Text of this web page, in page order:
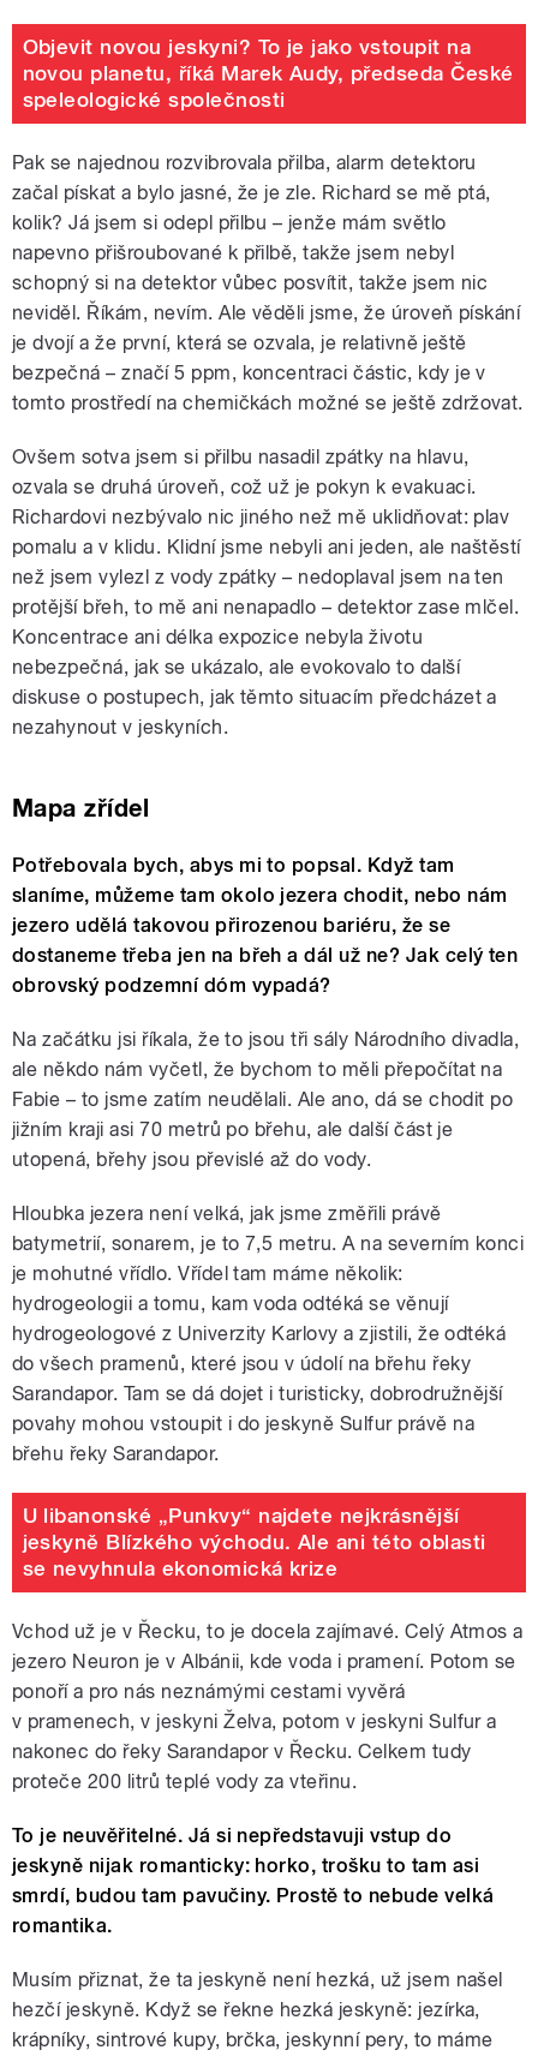
Objevit novou jeskyni? To je jako vstoupit na
novou planetu, říká Marek Audy, předseda České
speleologické společnosti
Pak se najednou rozvibrovala přilba, alarm detektoru
začal pískat a bylo jasné, že je zle. Richard se mě ptá,
kolik? Já jsem si odepl přilbu – jenže mám světlo
napevno přišroubované k přilbě, takže jsem nebyl
schopný si na detektor vůbec posvítit, takže jsem nic
neviděl. Říkám, nevím. Ale věděli jsme, že úroveň pískání
je dvojí a že první, která se ozvala, je relativně ještě
bezpečná – značí 5 ppm, koncentraci částic, kdy je v
tomto prostředí na chemičkách možné se ještě zdržovat.
Ovšem sotva jsem si přilbu nasadil zpátky na hlavu,
ozvala se druhá úroveň, což už je pokyn k evakuaci.
Richardovi nezbývalo nic jiného než mě uklidňovat: plav
pomalu a v klidu. Klidní jsme nebyli ani jeden, ale naštěstí
než jsem vylezl z vody zpátky – nedoplaval jsem na ten
protější břeh, to mě ani nenapadlo – detektor zase mlčel.
Koncentrace ani délka expozice nebyla životu
nebezpečná, jak se ukázalo, ale evokovalo to další
diskuse o postupech, jak těmto situacím předcházet a
nezahynout v jeskyních.
Mapa zřídel
Potřebovala bych, abys mi to popsal. Když tam
slaníme, můžeme tam okolo jezera chodit, nebo nám
jezero udělá takovou přirozenou bariéru, že se
dostaneme třeba jen na břeh a dál už ne? Jak celý ten
obrovský podzemní dóm vypadá?
Na začátku jsi říkala, že to jsou tři sály Národního divadla,
ale někdo nám vyčetl, že bychom to měli přepočítat na
Fabie – to jsme zatím neudělali. Ale ano, dá se chodit po
jižním kraji asi 70 metrů po břehu, ale další část je
utopená, břehy jsou převislé až do vody.
Hloubka jezera není velká, jak jsme změřili právě
batymetrií, sonarem, je to 7,5 metru. A na severním konci
je mohutné vřídlo. Vřídel tam máme několik:
hydrogeologii a tomu, kam voda odtéká se věnují
hydrogeologové z Univerzity Karlovy a zjistili, že odtéká
do všech pramenů, které jsou v údolí na břehu řeky
Sarandapor. Tam se dá dojet i turisticky, dobrodružnější
povahy mohou vstoupit i do jeskyně Sulfur právě na
břehu řeky Sarandapor.
U libanonské „Punkvy“ najdete nejkrásnější
jeskyně Blízkého východu. Ale ani této oblasti
se nevyhnula ekonomická krize
Vchod už je v Řecku, to je docela zajímavé. Celý Atmos a
jezero Neuron je v Albánii, kde voda i pramení. Potom se
ponoří a pro nás neznámými cestami vyvěrá
v pramenech, v jeskyni Želva, potom v jeskyni Sulfur a
nakonec do řeky Sarandapor v Řecku. Celkem tudy
proteče 200 litrů teplé vody za vteřinu.
To je neuvěřitelné. Já si nepředstavuji vstup do
jeskyně nijak romanticky: horko, trošku to tam asi
smrdí, budou tam pavučiny. Prostě to nebude velká
romantika.
Musím přiznat, že ta jeskyně není hezká, už jsem našel
hezčí jeskyně. Když se řekne hezká jeskyně: jezírka,
krápníky, sintrové kupy, brčka, jeskynní pery, to máme